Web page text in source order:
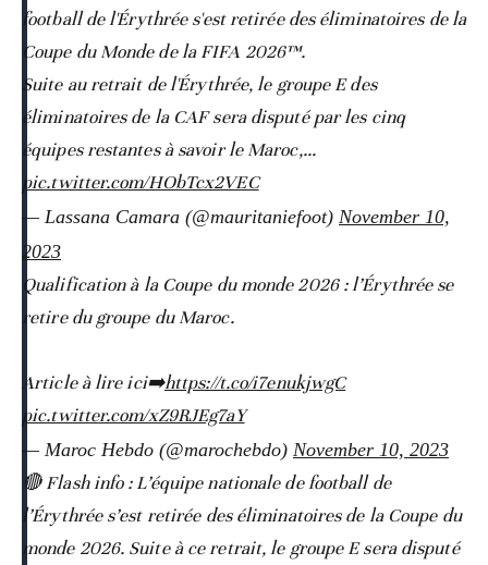
football de l'Érythrée s'est retirée des éliminatoires de la
Coupe du Monde de la FIFA 2026™.
Suite au retrait de l'Érythrée, le groupe E des
éliminatoires de la CAF sera disputé par les cinq
équipes restantes à savoir le Maroc,…
pic.twitter.com/HObTcx2VEC
— Lassana Camara (@mauritaniefoot) November 10,
2023
Qualification à la Coupe du monde 2026 : l’Érythrée se
retire du groupe du Maroc.
Article à lire ici➡️https://t.co/i7enukjwgC
pic.twitter.com/xZ9RJEg7aY
— Maroc Hebdo (@marochebdo) November 10, 2023
🔴 Flash info : L’équipe nationale de football de
l’Érythrée s’est retirée des éliminatoires de la Coupe du
monde 2026. Suite à ce retrait, le groupe E sera disputé